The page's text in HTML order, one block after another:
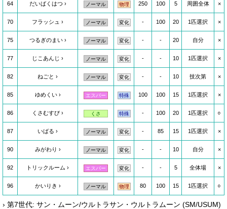
64 だいばくはつ ノーマル 物理 250 100 5 周囲全体 ×
70 フラッシュ ノーマル 変化 - 100 20 1匹選択 ×
75 つるぎのまい ノーマル 変化 - - 20 自分 ×
77 じこあんじ ノーマル 変化 - - 10 1匹選択 ×
82 ねごと ノーマル 変化 - - 10 技次第 ×
85 ゆめくい エスパー 特殊 100 100 15 1匹選択 ×
86 くさむすび くさ 特殊 - 100 20 1匹選択 ○
87 いばる ノーマル 変化 - 85 15 1匹選択 ×
90 みがわり ノーマル 変化 - - 10 自分 ×
92 トリックルーム エスパー 変化 - - 5 全体場 ×
96 かいりき ノーマル 物理 80 100 15 1匹選択 ○
› 第7世代: サン・ムーン/ウルトラサン・ウルトラムーン (SM/USUM)